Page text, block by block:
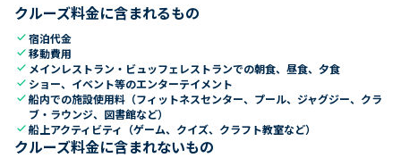
クルーズ料金に含まれるもの
check宿泊代金
check移動費用
check メインレストラン・ビュッフェレストランでの朝食、昼食、夕食
check ショー、イベント等のエンターテイメント
check船内での施設使用料（フィットネスセンター、プール、ジャグジー、クラ
ブ・ラウンジ、図書館など）
check船上アクティビティ（ゲーム、クイズ、クラフト教室など）
クルーズ料金に含まれないもの